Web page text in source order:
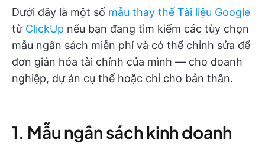
Dưới đây là một số mẫu thay thế Tài liệu Google
từ ClickUp nếu bạn đang tìm kiếm các tùy chọn
mẫu ngân sách miễn phí và có thể chỉnh sửa để
đơn giản hóa tài chính của mình — cho doanh
nghiệp, dự án cụ thể hoặc chỉ cho bản thân.
1. Mẫu ngân sách kinh doanh